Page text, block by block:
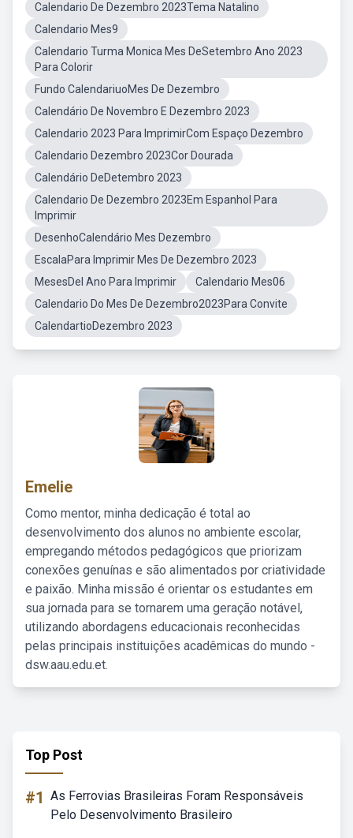
Calendario De Dezembro 2023Tema Natalino
Calendario Mes9
Calendario Turma Monica Mes DeSetembro Ano 2023
Para Colorir
Fundo CalendariuoMes De Dezembro
Calendário De Novembro E Dezembro 2023
Calendario 2023 Para ImprimirCom Espaço Dezembro
Calendario Dezembro 2023Cor Dourada
Calendário DeDetembro 2023
Calendario De Dezembro 2023Em Espanhol Para
Imprimir
DesenhoCalendário Mes Dezembro
EscalaPara Imprimir Mes De Dezembro 2023
MesesDel Ano Para Imprimir
Calendario Mes06
Calendario Do Mes De Dezembro2023Para Convite
CalendartioDezembro 2023
Emelie
Como mentor, minha dedicação é total ao
desenvolvimento dos alunos no ambiente escolar,
empregando métodos pedagógicos que priorizam
conexões genuínas e são alimentados por criatividade
e paixão. Minha missão é orientar os estudantes em
sua jornada para se tornarem uma geração notável,
utilizando abordagens educacionais reconhecidas
pelas principais instituições acadêmicas do mundo -
dsw.aau.edu.et.
Top Post
#1 As Ferrovias Brasileiras Foram Responsáveis
Pelo Desenvolvimento Brasileiro